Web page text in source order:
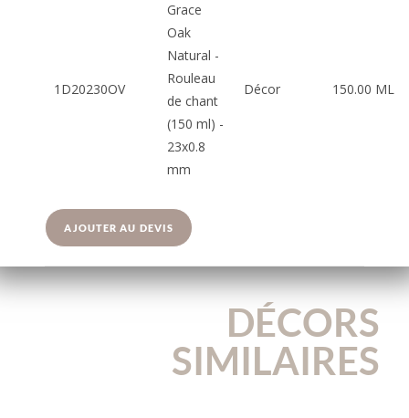
1D20230OV
Grace
Oak
Natural -
Rouleau
de chant
(150 ml) -
23x0.8
mm
Décor 150.00 ML
AJOUTER AU DEVIS
DÉCORS
SIMILAIRES